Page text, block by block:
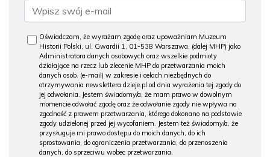
Oświadczam, że wyrażam zgodę oraz upoważniam Muzeum
Historii Polski, ul. Gwardii 1, 01-538 Warszawa, (dalej MHP) jako
Administratora danych osobowych oraz wszelkie podmioty
działające na rzecz lub zlecenie MHP do przetwarzania moich
danych osob. (e-mail) w zakresie i celach niezbędnych do
otrzymywania newslettera dzieje.pl od dnia wyrażenia tej zgody do
jej odwołania. Jestem świadomy/a, że mam prawo w dowolnym
momencie odwołać zgodę oraz że odwołanie zgody nie wpływa na
zgodność z prawem przetwarzania, którego dokonano na podstawie
zgody udzielonej przed jej wycofaniem. Jestem też świadomy/a, że
przysługuje mi prawo dostępu do moich danych, do ich
sprostowania, do ograniczenia przetwarzania, do przenoszenia
danych, do sprzeciwu wobec przetwarzania.